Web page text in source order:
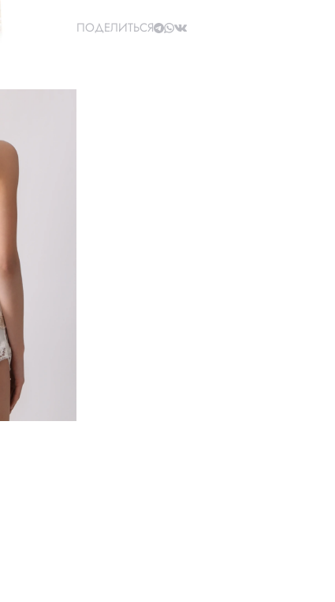
ПОДЕЛИТЬСЯ